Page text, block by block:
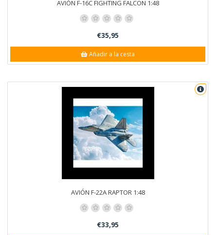
AVIÓN F-16C FIGHTING FALCON 1:48
€35,95
Añadir a la cesta
AVIÓN F-22A RAPTOR 1:48
€33,95